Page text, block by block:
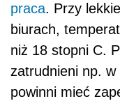
praca. Przy
biurach,
niż 18 stopni C.
zatrudnieni np.
powinni mieć